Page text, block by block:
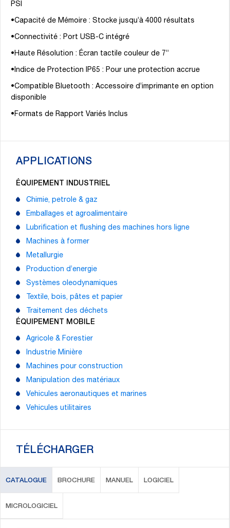
PSI
•Capacité de Mémoire : Stocke jusqu’à 4000 résultats
•Connectivité : Port USB-C intégré
•Haute Résolution : Écran tactile couleur de 7”
•Indice de Protection IP65 : Pour une protection accrue
•Compatible Bluetooth : Accessoire d’imprimante en option
disponible
•Formats de Rapport Variés Inclus
APPLICATIONS
ÉQUIPEMENT INDUSTRIEL
Chimie, petrole & gaz
Emballages et agroalimentaire
Lubrification et flushing des machines hors ligne
Machines à former
Metallurgie
Production d’energie
Systèmes oleodynamiques
Textile, bois, pâtes et papier
Traitement des déchets
ÉQUIPEMENT MOBILE
Agricole & Forestier
Industrie Minière
Machines pour construction
Manipulation des matériaux
Vehicules aeronautiques et marines
Vehicules utilitaires
TÉLÉCHARGER
CATALOGUE BROCHURE MANUEL LOGICIEL
MICROLOGICIEL